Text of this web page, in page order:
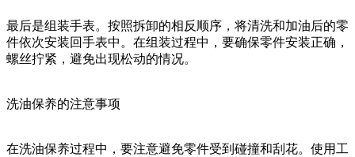
最后是组装手表。按照拆卸的相反顺序，将清洗和加油后的零
件依次安装回手表中。在组装过程中，要确保零件安装正确，
螺丝拧紧，避免出现松动的情况。
洗油保养的注意事项
在洗油保养过程中，要注意避免零件受到碰撞和刮花。使用工